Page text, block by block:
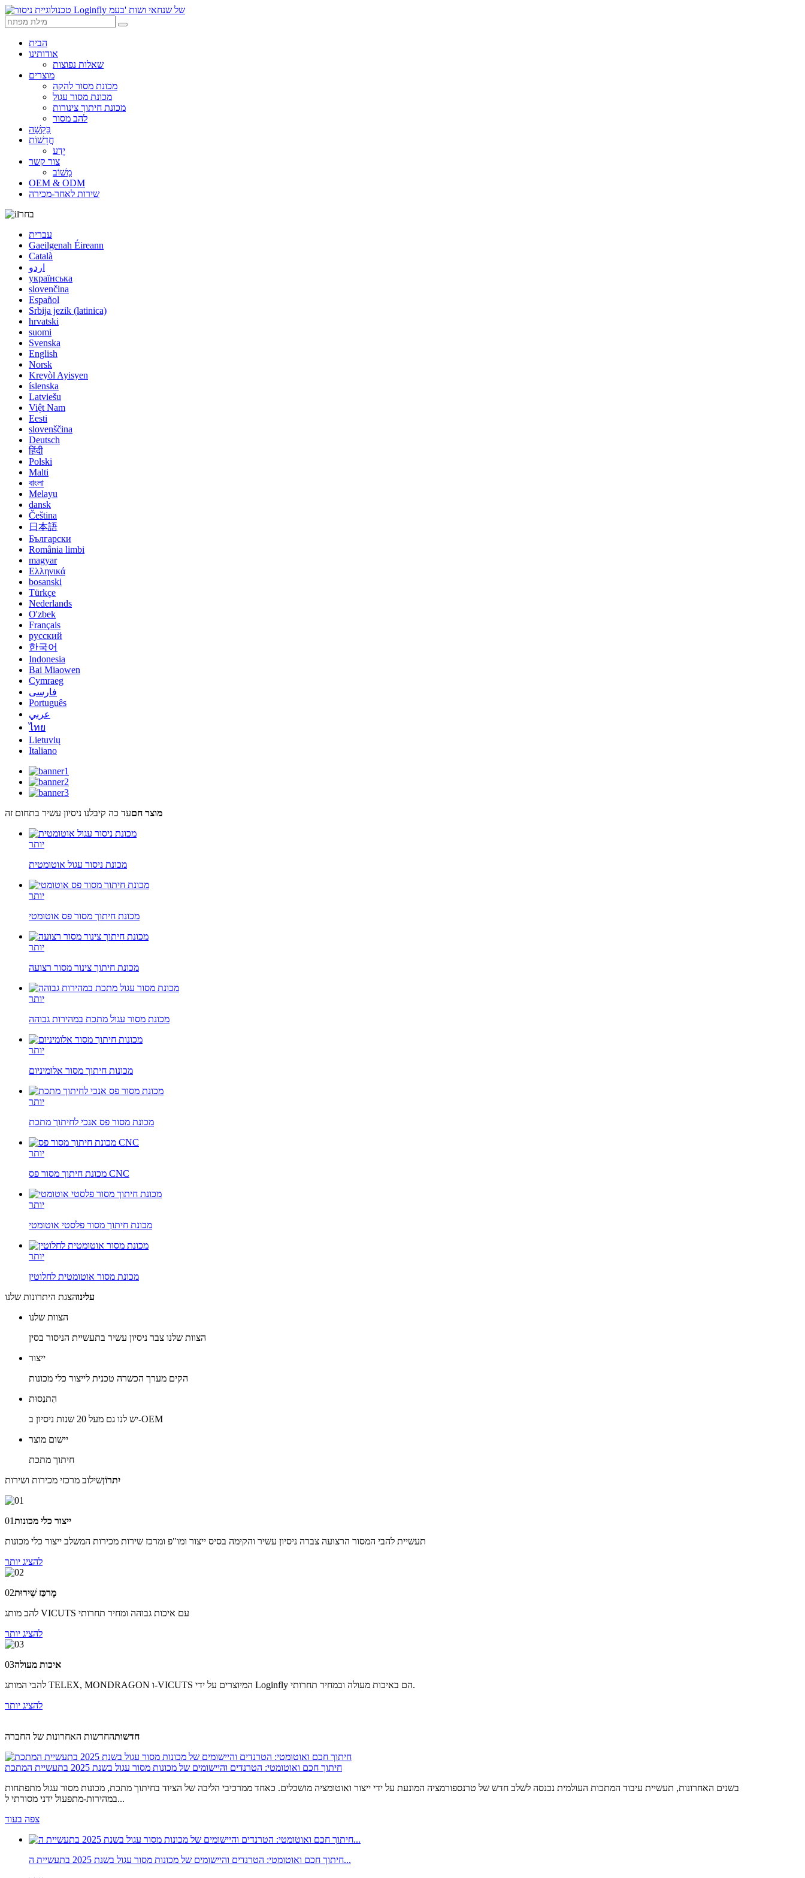
הבית
אודותינו
שאלות נפוצות
מוצרים
מכונת מסור להקה
מכונת מסור עגול
מכונת חיתוך צינורות
להב מסור
בַּקָשָׁה
חֲדָשׁוֹת
יֶדַע
צור קשר
מָשׁוֹב
OEM & ODM
שירות לאחר-מכירה
בחר
עברית
Gaeilgenah Éireann
Català
اردو
українська
slovenčina
Español
Srbija jezik (latinica)
hrvatski
suomi
Svenska
English
Norsk
Kreyòl Ayisyen
íslenska
Latviešu
Việt Nam
Eesti
slovenščina
Deutsch
हिंदी
Polski
Malti
বাংলা
Melayu
dansk
Čeština
日本語
Български
România limbi
magyar
Ελληνικά
bosanski
Türkçe
Nederlands
O'zbek
Français
русский
한국어
Indonesia
Bai Miaowen
Cymraeg
فارسی
Português
عربي
ไทย
Lietuvių
Italiano
מוצר חםעד כה קיבלנו ניסיון עשיר בתחום זה
יותר
מכונת ניסור עגול אוטומטית
יותר
מכונת חיתוך מסור פס אוטומטי
יותר
מכונת חיתוך צינור מסור רצועה
יותר
מכונת מסור עגול מתכת במהירות גבוהה
יותר
מכונות חיתוך מסור אלומיניום
יותר
מכונת מסור פס אנכי לחיתוך מתכת
יותר
מכונת חיתוך מסור פס CNC
יותר
מכונת חיתוך מסור פלסטי אוטומטי
יותר
מכונת מסור אוטומטית לחלוטין
עלינוהצגת היתרונות שלנו
הצוות שלנו
הצוות שלנו צבר ניסיון עשיר בתעשיית הניסור בסין
ייצור
הקים מערך הכשרה טכנית לייצור כלי מכונות
הִתנַסוּת
יש לנו גם מעל 20 שנות ניסיון ב-OEM
יישום מוצר
חיתוך מתכת
יִתרוֹןשילוב מרכזי מכירות ושירות
01ייצור כלי מכונות
תעשיית להבי המסור הרצועה צברה ניסיון עשיר והקימה בסיס ייצור ומו"פ ומרכז שירות מכירות המשלב ייצור כלי מכונות
להציג יותר
02מֶרכַּז שֵׁירוּת
להב מותג VICUTS עם איכות גבוהה ומחיר תחרותי
להציג יותר
03איכות מעולה
להבי המותג TELEX, MONDRAGON ו-VICUTS המיוצרים על ידי Loginfly הם באיכות מעולה ובמחיר תחרותי.
להציג יותר
חדשותהחדשות האחרונות של החברה
חיתוך חכם ואוטומטי: הטרנדים והיישומים של מכונות מסור עגול בשנת 2025 בתעשיית המתכת
בשנים האחרונות, תעשיית עיבוד המתכות העולמית נכנסה לשלב חדש של טרנספורמציה המונעת על ידי ייצור ואוטומציה מושכלים. כאחד ממרכיבי הליבה של הציוד בחיתוך מתכת, מכונות מסור עגול מתפתחות
במהירות-מתפעול ידני מסורתי ל...
צפה בעוד
חיתוך חכם ואוטומטי: הטרנדים והיישומים של מכונות מסור עגול בשנת 2025 בתעשיית ה...